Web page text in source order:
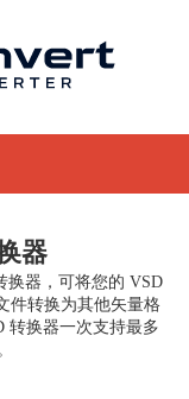
器
换器，可将您的 VSD
件转换为其他矢量格
转换器一次支持最多